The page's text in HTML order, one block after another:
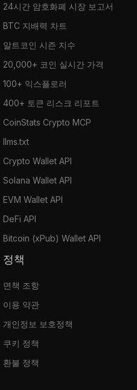
24시간 암호화폐 시장 보고서
BTC 지배력 차트
알트코인 시즌 지수
20,000+ 코인 실시간 가격
100+ 익스플로러
400+ 토큰 리스크 리포트
CoinStats Crypto MCP
llms.txt
Crypto Wallet API
Solana Wallet API
EVM Wallet API
DeFi API
Bitcoin (xPub) Wallet API
정책
면책 조항
이용 약관
개인정보 보호정책
쿠키 정책
환불 정책